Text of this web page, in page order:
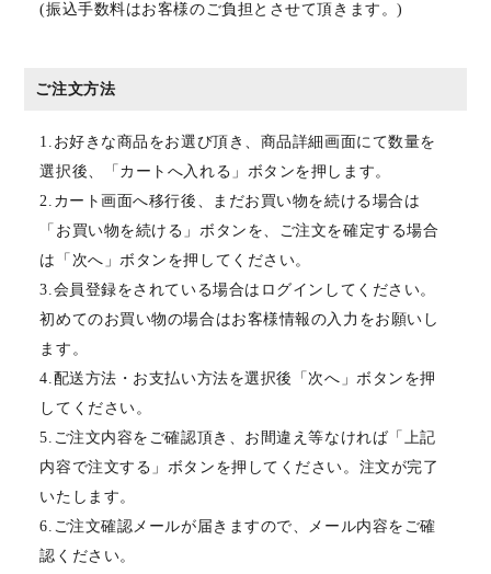
(振込手数料はお客様のご負担とさせて頂きます。)
ご注文方法
1.お好きな商品をお選び頂き、商品詳細画面にて数量を
選択後、「カートへ入れる」ボタンを押します。
2.カート画面へ移行後、まだお買い物を続ける場合は
「お買い物を続ける」ボタンを、ご注文を確定する場合
は「次へ」ボタンを押してください。
3.会員登録をされている場合はログインしてください。
初めてのお買い物の場合はお客様情報の入力をお願いし
ます。
4.配送方法・お支払い方法を選択後「次へ」ボタンを押
してください。
5.ご注文内容をご確認頂き、お間違え等なければ「上記
内容で注文する」ボタンを押してください。注文が完了
いたします。
6.ご注文確認メールが届きますので、メール内容をご確
認ください。